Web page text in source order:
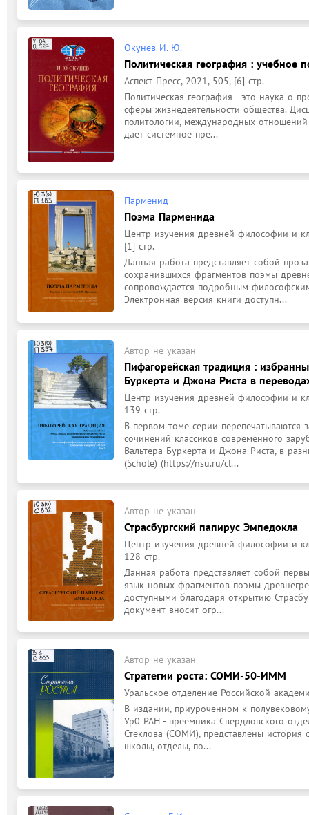
Окунев И. Ю.
Политическая география : учебное
Аспект Пресс, 2021, 505, [6] стр.
Политическая география - это наука о
сферы жизнедеятельности общества.
политологии, международных
дает системное пре...
Парменид
Поэма Парменида
Центр изучения древней философии и
[1] стр.
Данная работа представляет собой
сохранившихся фрагментов поэмы
сопровождается подробным
Электронная версия книги доступн...
Автор не указан
Пифагорейская традиция :
Буркерта и Джона Риста в
Центр изучения древней философии и
139 стр.
В первом томе серии перепечатываются
сочинений классиков современного
Вальтера Буркерта и Джона Риста, в
(Schole) (https://nsu.ru/cl...
Автор не указан
Страсбургский папирус Эмпедокла
Центр изучения древней философии и
128 стр.
Данная работа представляет собой
язык новых фрагментов поэмы
доступными благодаря открытию
документ вносит огр...
Автор не указан
Стратегии роста: СОМИ-50-ИММ
Уральское отделение Российской
В издании, приуроченном к
Ур0 РАН - преемника Свердловского
Стеклова (СОМИ), представлены
школы, отделы, по...